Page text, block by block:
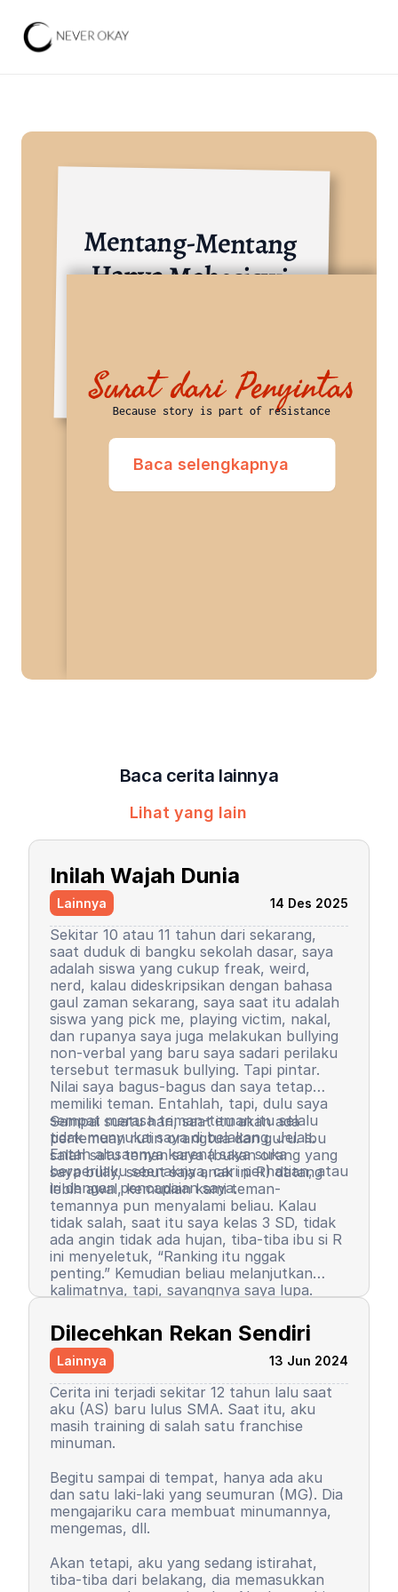
Mentang-Mentang
Hanya Mahasiswi
Surat dari Penyintas
Because story is part of resistance
Baca selengkapnya
Baca cerita lainnya
Lihat yang lain
Inilah Wajah Dunia
Lainnya 14 Des 2025
Sekitar 10 atau 11 tahun dari sekarang,
saat duduk di bangku sekolah dasar, saya
adalah siswa yang cukup freak, weird,
nerd, kalau dideskripsikan dengan bahasa
gaul zaman sekarang, saya saat itu adalah
siswa yang pick me, playing victim, nakal,
dan rupanya saya juga melakukan bullying
non-verbal yang baru saya sadari perilaku
tersebut termasuk bullying. Tapi pintar.
Nilai saya bagus-bagus dan saya tetap
memiliki teman. Entahlah, tapi, dulu saya
sempat merasa teman-teman itu selalu
tidak menyukai saya di belakang. Jelas.
Entah alasannya karena saya suka
berperilaku seenaknya, cari perhatian, atau
iri dengan pencapaian saya.
Sampai suatu hari, saat itu akan ada
pertemuan rutin orangtua dan guru. Ibu
salah satu teman saya (bukan orang yang
saya bully, sebut saja anak ini R) datang
lebih awal, kemudian kami teman-
temannya pun menyalami beliau. Kalau
tidak salah, saat itu saya kelas 3 SD, tidak
ada angin tidak ada hujan, tiba-tiba ibu si R
ini menyeletuk, “Ranking itu nggak
penting.” Kemudian beliau melanjutkan
kalimatnya, tapi, sayangnya saya lupa.
ada petir menyambar saya. Entah kenapa,
sampai saat ini pun saya tidak tahu
alasannya, yang pasti rasanya tidak
nyaman.
peraih ranking 1. Ranking saya turun, tapi
masih 3 besar. Begitu pula rasa percaya diri
saya. Saya mulai menutup diri, takut salah,
seringkali berasumsi negatif atas perilaku
teman-teman saya. Seorang teman lelaki
sempat mengucapkan sebuah kalimat yang
sampai sekarang bahkan hingga ajal
menjemput terpatri di ingatan saya. Saya
tersebut tidak pantas dan saya baru
paham saat di asrama. Dia bilang, “Wuuu!
Kamu tuh nggak punya harga diri!”
Bayangkan, siswa sekolah dasar zaman itu
kepada siapa pun, kami setelahnya juga
tetap berteman, tetap menjadi duo rival
Kemudian orangtua saya memutuskan
untuk menyekolahkan saya di asrama.
Saya memutuskan untuk mengubah
mengerti dan paham arti bullying. Saya
baru sadar, ternyata dulu saya orang yang
Dilecehkan Rekan Sendiri
Lainnya 13 Jun 2024
Cerita ini terjadi sekitar 12 tahun lalu saat
aku (AS) baru lulus SMA. Saat itu, aku
masih training di salah satu franchise
minuman.
Begitu sampai di tempat, hanya ada aku
dan satu laki-laki yang seumuran (MG). Dia
mengajariku cara membuat minumannya,
mengemas, dll.
Akan tetapi, aku yang sedang istirahat,
tiba-tiba dari belakang, dia memasukkan